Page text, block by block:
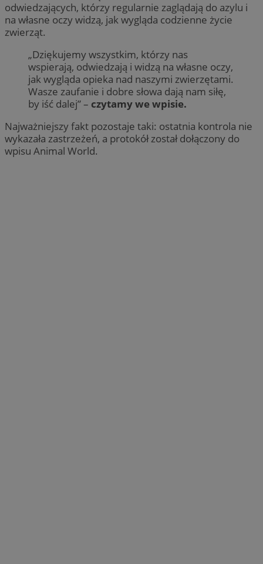
odwiedzających, którzy regularnie zaglądają do azylu i
na własne oczy widzą, jak wygląda codzienne życie
zwierząt.
„Dziękujemy wszystkim, którzy nas
wspierają, odwiedzają i widzą na własne oczy,
jak wygląda opieka nad naszymi zwierzętami.
Wasze zaufanie i dobre słowa dają nam siłę,
by iść dalej” – czytamy we wpisie.
Najważniejszy fakt pozostaje taki: ostatnia kontrola nie
wykazała zastrzeżeń, a protokół został dołączony do
wpisu Animal World.